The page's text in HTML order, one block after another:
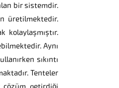
bir sistemdir.
üretilmektedir.
kolaylaşmıştır.
Aynı
sıkıntı
Tenteler